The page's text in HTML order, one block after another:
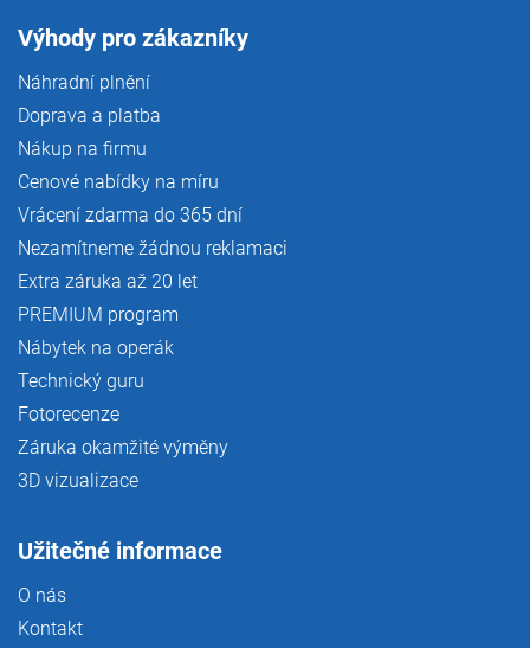
Výhody pro zákazníky
Náhradní plnění
Doprava a platba
Nákup na firmu
Cenové nabídky na míru
Vrácení zdarma do 365 dní
Nezamítneme žádnou reklamaci
Extra záruka až 20 let
PREMIUM program
Nábytek na operák
Technický guru
Fotorecenze
Záruka okamžité výměny
3D vizualizace
Užitečné informace
O nás
Kontakt